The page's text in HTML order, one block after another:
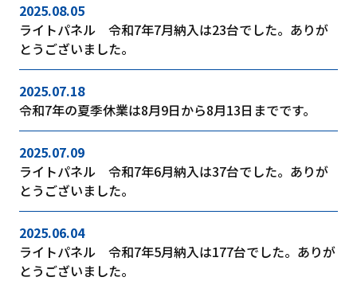
2025.08.05
ライトパネル 令和7年7月納入は23台でした。ありが
とうございました。
2025.07.18
令和7年の夏季休業は8月9日から8月13日までです。
2025.07.09
ライトパネル 令和7年6月納入は37台でした。ありが
とうございました。
2025.06.04
ライトパネル 令和7年5月納入は177台でした。ありが
とうございました。